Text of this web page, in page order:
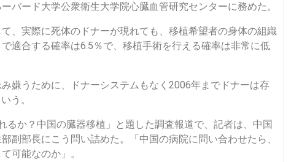
バード大学公衆衛生大学院心臓血管研究センターに務めた。
、実際に死体のドナーが現れても、移植希望者の身体の組織
適合する確率は6.5％で、移植手術を行える確率は非常に低
嫌うために、ドナーシステムもなく2006年までドナーは存
う。
るか？中国の臓器移植」と題した調査報道で、記者は、中国
副部長にこう問い詰めた。「中国の病院に問い合わせたら、
可能なのか」。